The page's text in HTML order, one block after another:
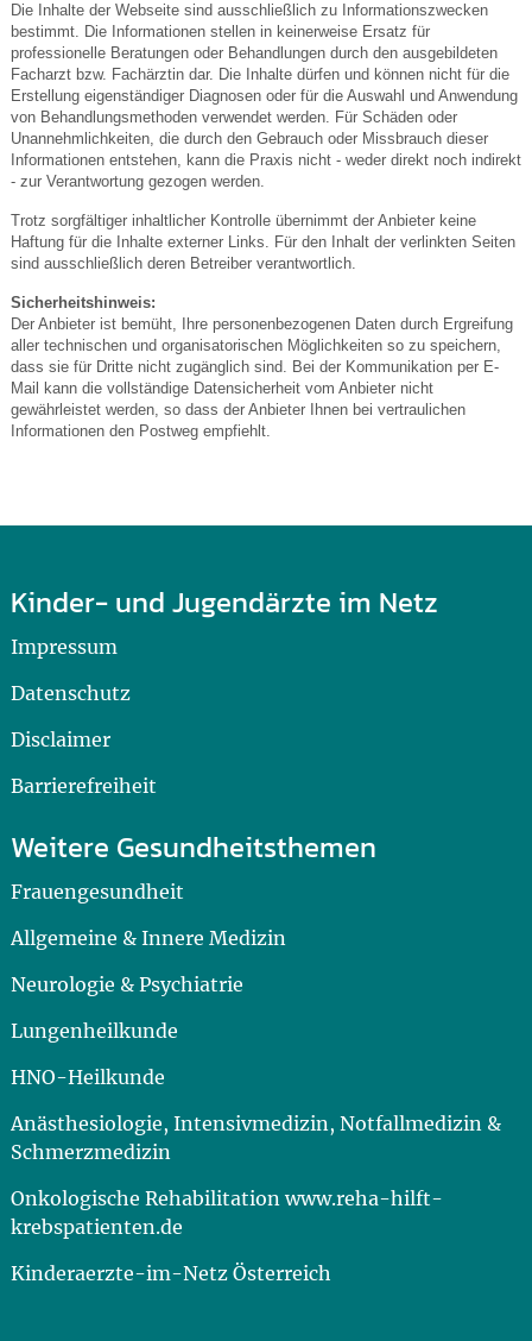
Die Inhalte der Webseite sind ausschließlich zu Informationszwecken
bestimmt. Die Informationen stellen in keinerweise Ersatz für
professionelle Beratungen oder Behandlungen durch den ausgebildeten
Facharzt bzw. Fachärztin dar. Die Inhalte dürfen und können nicht für die
Erstellung eigenständiger Diagnosen oder für die Auswahl und Anwendung
von Behandlungsmethoden verwendet werden. Für Schäden oder
Unannehmlichkeiten, die durch den Gebrauch oder Missbrauch dieser
Informationen entstehen, kann die Praxis nicht - weder direkt noch indirekt
- zur Verantwortung gezogen werden.
Trotz sorgfältiger inhaltlicher Kontrolle übernimmt der Anbieter keine
Haftung für die Inhalte externer Links. Für den Inhalt der verlinkten Seiten
sind ausschließlich deren Betreiber verantwortlich.
Sicherheitshinweis:
Der Anbieter ist bemüht, Ihre personenbezogenen Daten durch Ergreifung
aller technischen und organisatorischen Möglichkeiten so zu speichern,
dass sie für Dritte nicht zugänglich sind. Bei der Kommunikation per E-
Mail kann die vollständige Datensicherheit vom Anbieter nicht
gewährleistet werden, so dass der Anbieter Ihnen bei vertraulichen
Informationen den Postweg empfiehlt.
Kinder- und Jugendärzte im Netz
Impressum
Datenschutz
Disclaimer
Barrierefreiheit
Weitere Gesundheitsthemen
Frauengesundheit
Allgemeine & Innere Medizin
Neurologie & Psychiatrie
Lungenheilkunde
HNO-Heilkunde
Anästhesiologie, Intensivmedizin, Notfallmedizin &
Schmerzmedizin
Onkologische Rehabilitation www.reha-hilft-
krebspatienten.de
Kinderaerzte-im-Netz Österreich